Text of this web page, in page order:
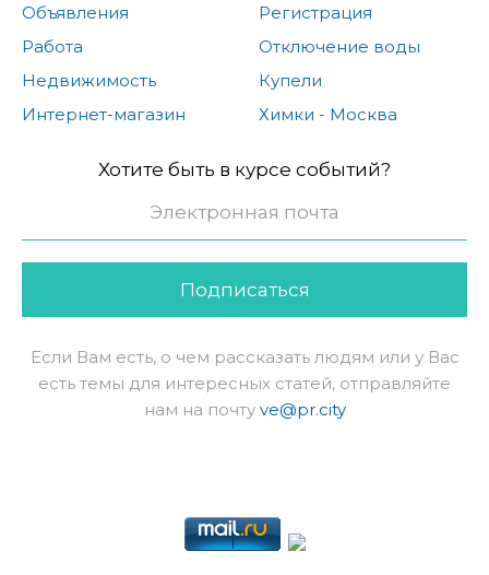
Объявления
Работа
Недвижимость
Интернет-магазин
Регистрация
Отключение воды
Купели
Химки - Москва
Хотите быть в курсе событий?
Подписаться
Если Вам есть, о чем рассказать людям или у Вас
есть темы для интересных статей, отправляйте
нам на почту ve@pr.city